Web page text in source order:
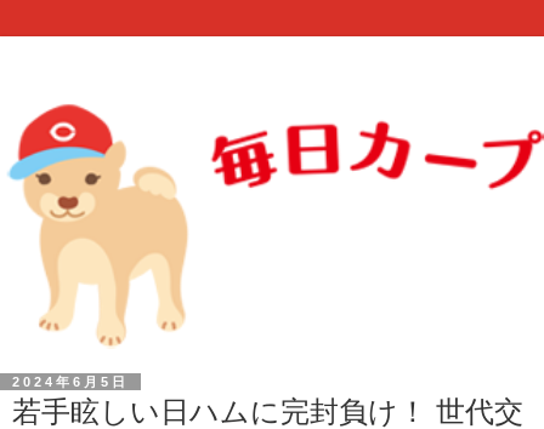
2024年6月5日
若手眩しい日ハムに完封負け！ 世代交